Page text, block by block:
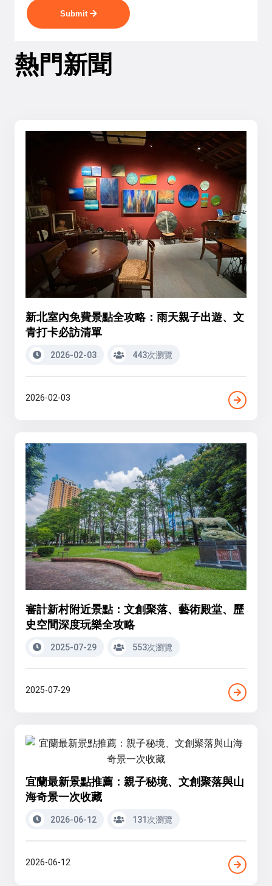
Submit
熱門新聞
新北室內免費景點全攻略：雨天親子出遊、文
青打卡必訪清單
2026-02-03 443次瀏覽
2026-02-03
審計新村附近景點：文創聚落、藝術殿堂、歷
史空間深度玩樂全攻略
2025-07-29 553次瀏覽
2025-07-29
宜蘭最新景點推薦：親子秘境、文創聚落與山
海奇景一次收藏
2026-06-12 131次瀏覽
2026-06-12